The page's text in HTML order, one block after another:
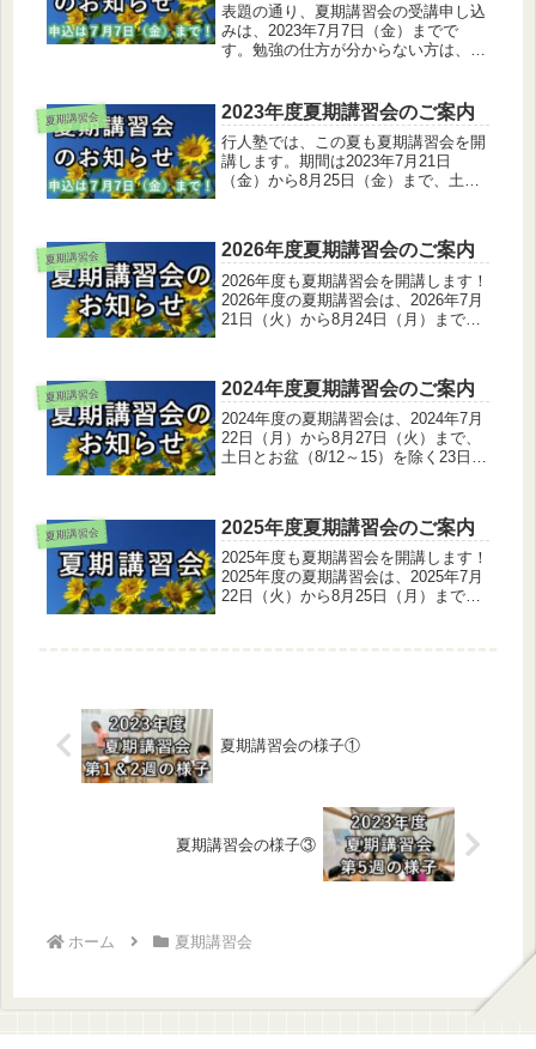
表題の通り、夏期講習会の受講申し込
みは、2023年7月7日（金）までで
す。勉強の仕方が分からない方は、ぜ
ありました。その中でも、今回はいい
問題だ！と感じるものがありました
の...
夏期講習会 2023年度夏期講習会のご案内
行人塾では、この夏も夏期講習会を開
講します。期間は2023年7月21日
（金）から8月25日（金）まで、土日
偏差値の出る学力テストを行います。
学年や志望校によって、様々なコース
を用意しましたので、詳細は講習会の
ページをご覧ください。
夏期講習会 2026年度夏期講習会のご案内
2026年度も夏期講習会を開講します！
2026年度の夏期講習会は、2026年7月
21日（火）から8月24日（月）まで、
学力テストを受験して、全国順位と偏
差値を測ります。...
夏期講習会 2024年度夏期講習会のご案内
2024年度の夏期講習会は、2024年7月
22日（月）から8月27日（火）まで、
土日とお盆（8/12～15）を除く23日間
て、全国順位と偏差値を測ります。講
習会受講申し込み期間は、2024年5月
7日（火）から7月5日（金）までで
す。
夏期講習会 2025年度夏期講習会のご案内
2025年度も夏期講習会を開講します！
2025年度の夏期講習会は、2025年7月
22日（火）から8月25日（月）まで、
夏期講習会の様子①
夏期講習会の様子③
ホーム 夏期講習会